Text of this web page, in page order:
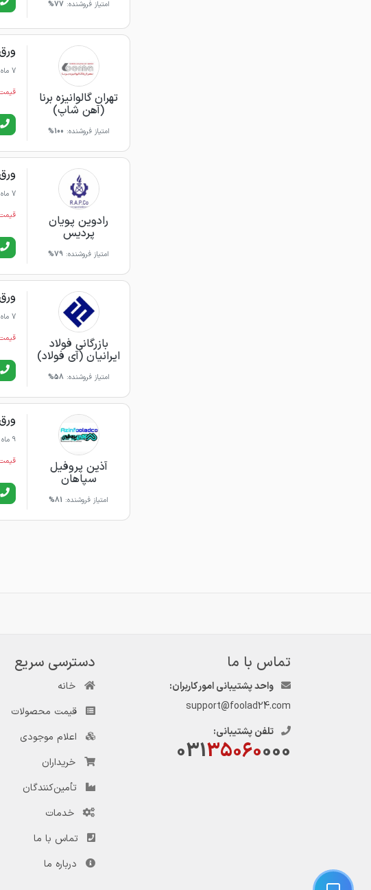
امتیاز فروشنده: 77%
تهران گالوانیزه برنا
(آهن شاپ)
امتیاز فروشنده: 100%
ورق
7 ماه پیش
رادوین پویان
پردیس
امتیاز فروشنده: 79%
ورق
7 ماه پیش
بازرگانی فولاد
ایرانیان (آی فولاد)
امتیاز فروشنده: 58%
ورق
7 ماه پیش
آذین پروفیل
سپاهان
امتیاز فروشنده: 81%
ورق
9 ماه پیش
تماس با ما
واحد پشتیبانی امور کاربران:
support@foolad24.com
تلفن پشتیبانی:
03135060000
دسترسی سریع
خانه
قیمت محصولات
اعلام موجودی
خریداران
تأمین‌کنندگان
خدمات
تماس با ما
درباره ما